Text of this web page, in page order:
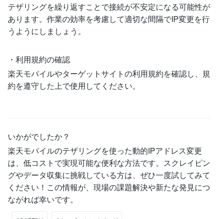
テザリングを繰り返すことで接続が不安定になる可能性が
あります。作業の効率を考慮して適切な間隔でIP変更を行
うようにしましょう。
・利用規約の確認
楽天モバイルやターゲットサイトの利用規約を確認し、規
約を遵守した上で使用してください。
いかがでしたか？
楽天モバイルのテザリングを使った動的IPアドレス変更
は、低コストで実現可能な便利な方法です。スクレイピン
グやデータ収集に挑戦している方は、ぜひ一度試してみて
ください！この情報が、現場の課題解決や新たな発見につ
ながれば幸いです。